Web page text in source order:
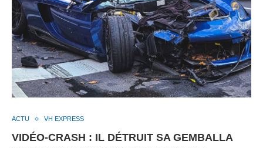
ACTU VH EXPRESS
VIDÉO-CRASH : IL DÉTRUIT SA GEMBALLA